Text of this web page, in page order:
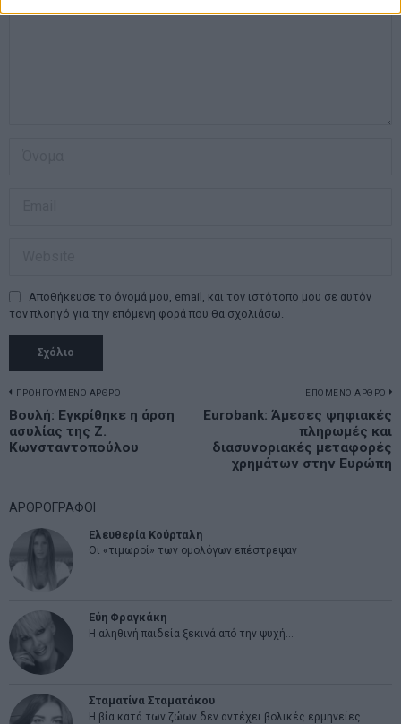
Αποθήκευσε το όνομά μου, email, και τον ιστότοπο μου σε αυτόν
τον πλοηγό για την επόμενη φορά που θα σχολιάσω.
Πλοήγηση
άρθρων
ΠΡΟΗΓΟΥΜΕΝΟ ΑΡΘΡΟ
Previous
post:
Βουλή: Εγκρίθηκε η άρση
ασυλίας της Ζ.
Κωνσταντοπούλου
ΕΠΟΜΕΝΟ ΑΡΘΡΟ
Eurobank: Άμεσες ψηφιακές
πληρωμές και
διασυνοριακές μεταφορές
χρημάτων στην Ευρώπη
ΑΡΘΡΟΓΡΑΦΟΙ
Ελευθερία Κούρταλη
Οι «τιμωροί» των ομολόγων επέστρεψαν
Εύη Φραγκάκη
Η αληθινή παιδεία ξεκινά από την ψυχή…
Σταματίνα Σταματάκου
Η βία κατά των ζώων δεν αντέχει βολικές ερμηνείες